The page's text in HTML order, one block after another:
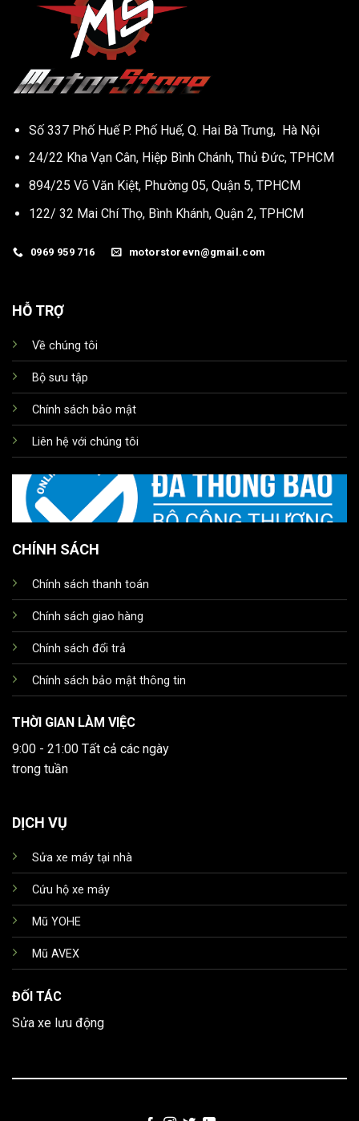
Số 337 Phố Huế P. Phố Huế, Q. Hai Bà Trưng, Hà Nội
24/22 Kha Vạn Cân, Hiệp Bình Chánh, Thủ Đức, TPHCM
894/25 Võ Văn Kiệt, Phường 05, Quận 5, TPHCM
122/ 32 Mai Chí Thọ, Bình Khánh, Quận 2, TPHCM
0969 959 716 motorstorevn@gmail.com
HỖ TRỢ
Về chúng tôi
Bộ sưu tập
Chính sách bảo mật
Liên hệ với chúng tôi
CHÍNH SÁCH
Chính sách thanh toán
Chính sách giao hàng
Chính sách đổi trả
Chính sách bảo mật thông tin
THỜI GIAN LÀM VIỆC
9:00 - 21:00 Tất cả các ngày
trong tuần
DỊCH VỤ
Sửa xe máy tại nhà
Cứu hộ xe máy
Mũ YOHE
Mũ AVEX
ĐỐI TÁC
Sửa xe lưu động